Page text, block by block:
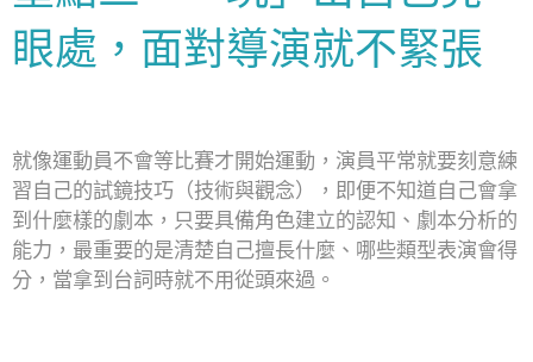
眼處，面對導演就不緊張
就像運動員不會等比賽才開始運動，演員平常就要刻意練
習自己的試鏡技巧（技術與觀念），即便不知道自己會拿
到什麼樣的劇本，只要具備角色建立的認知、劇本分析的
能力，最重要的是清楚自己擅長什麼、哪些類型表演會得
分，當拿到台詞時就不用從頭來過。